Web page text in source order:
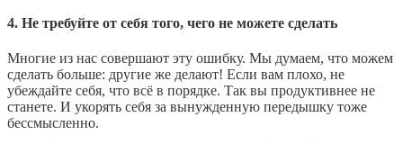
4. Не требуйте от себя того, чего не можете сделать
Многие из нас совершают эту ошибку. Мы думаем, что можем
сделать больше: другие же делают! Если вам плохо, не
убеждайте себя, что всё в порядке. Так вы продуктивнее не
станете. И укорять себя за вынужденную передышку тоже
бессмысленно.